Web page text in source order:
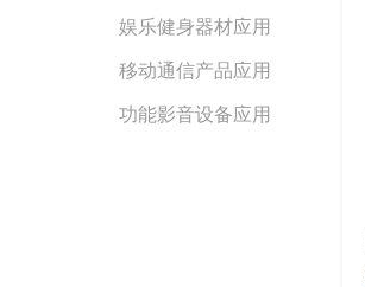
娱乐健身器材应用
移动通信产品应用
功能影音设备应用